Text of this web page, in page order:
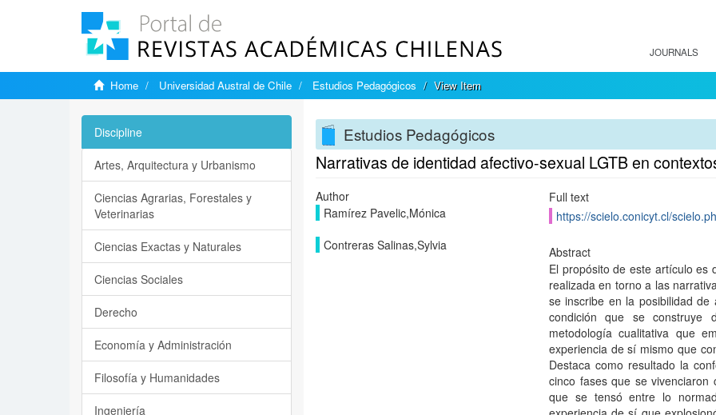
JOURNALS
Home Universidad Austral de Chile Estudios Pedagógicos View Item
Estudios Pedagógicos
Narrativas de identidad afectivo-sexual LGTB en
Author
Ramírez Pavelic,Mónica
Contreras Salinas,Sylvia
Full text
https://scielo.conicyt.cl/
Abstract
El propósito de este artículo es
realizada en torno a las
se inscribe en la posibilidad
condición que se construye
metodología cualitativa que
experiencia de sí mismo que
Destaca como resultado la
cinco fases que se
que se tensó entre lo
Discipline
Artes, Arquitectura y Urbanismo
Ciencias Agrarias, Forestales y
Veterinarias
Ciencias Exactas y Naturales
Ciencias Sociales
Derecho
Economía y Administración
Filosofía y Humanidades
Ingeniería